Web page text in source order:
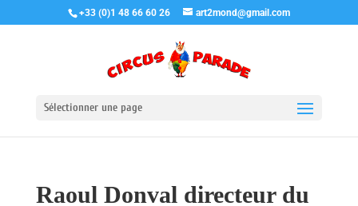
+33 (0)1 48 66 60 26 art2mond@gmail.com
Sélectionner une page
Raoul Donval directeur du